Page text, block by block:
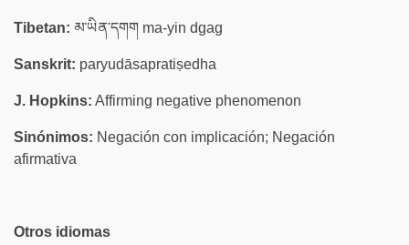
Tibetan: མ་ཡིན་དགག ma-yin dgag
Sanskrit: paryudāsapratiṣedha
J. Hopkins: Affirming negative phenomenon
Sinónimos: Negación con implicación; Negación
afirmativa
Otros idiomas